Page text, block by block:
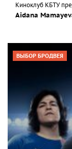
Киноклуб КБТУ
Aidana
ВЫБОР БРОДВЕЯ